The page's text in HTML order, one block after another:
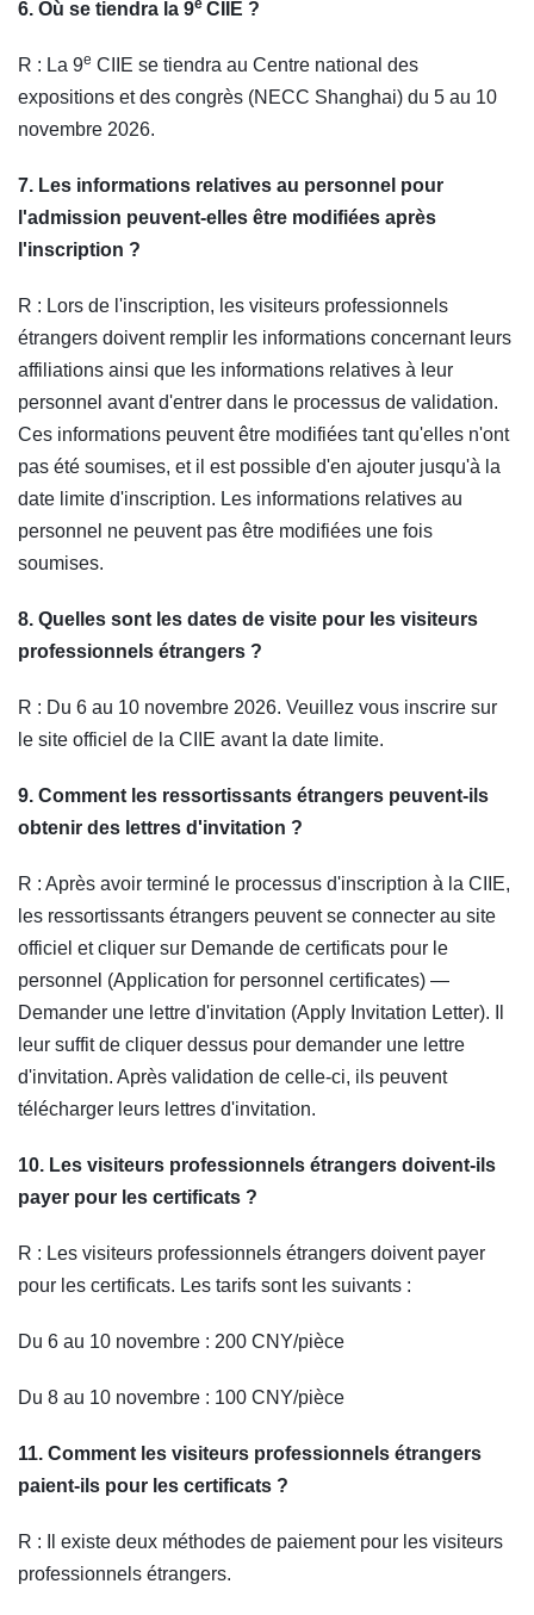
6. Où se tiendra la 9e CIIE ?
R : La 9e CIIE se tiendra au Centre national des
expositions et des congrès (NECC Shanghai) du 5 au 10
novembre 2026.
7. Les informations relatives au personnel pour
l'admission peuvent-elles être modifiées après
l'inscription ?
R : Lors de l'inscription, les visiteurs professionnels
étrangers doivent remplir les informations concernant leurs
affiliations ainsi que les informations relatives à leur
personnel avant d'entrer dans le processus de validation.
Ces informations peuvent être modifiées tant qu'elles n'ont
pas été soumises, et il est possible d'en ajouter jusqu'à la
date limite d'inscription. Les informations relatives au
personnel ne peuvent pas être modifiées une fois
soumises.
8. Quelles sont les dates de visite pour les visiteurs
professionnels étrangers ?
R : Du 6 au 10 novembre 2026. Veuillez vous inscrire sur
le site officiel de la CIIE avant la date limite.
9. Comment les ressortissants étrangers peuvent-ils
obtenir des lettres d'invitation ?
R : Après avoir terminé le processus d'inscription à la CIIE,
les ressortissants étrangers peuvent se connecter au site
officiel et cliquer sur Demande de certificats pour le
personnel (Application for personnel certificates) —
Demander une lettre d'invitation (Apply Invitation Letter). Il
leur suffit de cliquer dessus pour demander une lettre
d'invitation. Après validation de celle-ci, ils peuvent
télécharger leurs lettres d'invitation.
10. Les visiteurs professionnels étrangers doivent-ils
payer pour les certificats ?
R : Les visiteurs professionnels étrangers doivent payer
pour les certificats. Les tarifs sont les suivants :
Du 6 au 10 novembre : 200 CNY/pièce
Du 8 au 10 novembre : 100 CNY/pièce
11. Comment les visiteurs professionnels étrangers
paient-ils pour les certificats ?
R : Il existe deux méthodes de paiement pour les visiteurs
professionnels étrangers.